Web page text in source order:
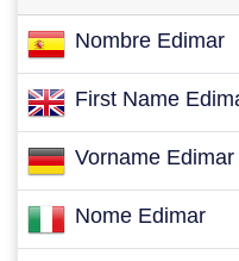
Nombre Edimar
First Name
Vorname Edimar
Nome Edimar